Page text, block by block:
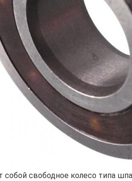
собой свободное колесо типа